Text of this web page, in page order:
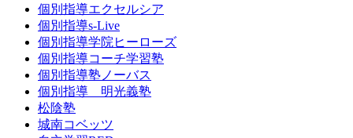
個別指導エクセルシア
個別指導s-Live
個別指導学院ヒーローズ
個別指導コーチ学習塾
個別指導塾ノーバス
個別指導 明光義塾
松陰塾
城南コベッツ